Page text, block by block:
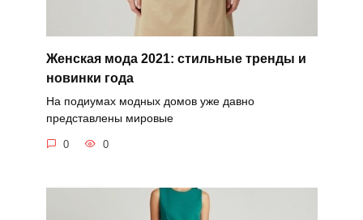
Женская мода 2021: стильные тренды и
новинки года
На подиумах модных домов уже давно
представлены мировые
0 0